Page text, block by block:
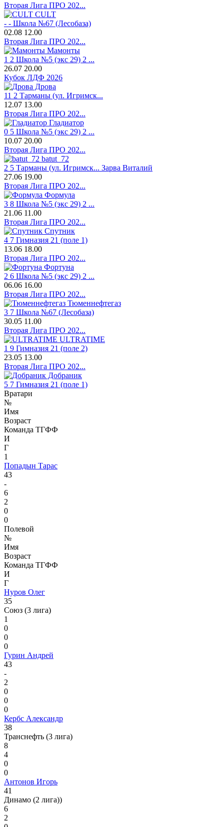
Вторая Лига ПРО 202...
CULT
- - Школа №67 (Лесобаза)
02.08 12.00
Вторая Лига ПРО 202...
Мамонты
1 2 Школа №5 (экс 29) 2 ...
26.07 20.00
Кубок ЛДФ 2026
Дрова
11 2 Тарманы (ул. Игримск...
12.07 13.00
Вторая Лига ПРО 202...
Гладиатор
0 5 Школа №5 (экс 29) 2 ...
10.07 20.00
Вторая Лига ПРО 202...
batut_72
2 5 Тарманы (ул. Игримск... Зарва Виталий
27.06 19.00
Вторая Лига ПРО 202...
Формула
3 8 Школа №5 (экс 29) 2 ...
21.06 11.00
Вторая Лига ПРО 202...
Спутник
4 7 Гимназия 21 (поле 1)
13.06 18.00
Вторая Лига ПРО 202...
Фортуна
2 6 Школа №5 (экс 29) 2 ...
06.06 16.00
Вторая Лига ПРО 202...
Тюменнефтегаз
3 7 Школа №67 (Лесобаза)
30.05 11.00
Вторая Лига ПРО 202...
ULTRATIME
1 9 Гимназия 21 (поле 2)
23.05 13.00
Вторая Лига ПРО 202...
Добраник
5 7 Гимназия 21 (поле 1)
Вратари
№
Имя
Возраст
Команда ТГФФ
И
Г
1
Попадын Тарас
43
-
6
2
0
0
Полевой
№
Имя
Возраст
Команда ТГФФ
И
Г
Нуров Олег
35
Союз (3 лига)
1
0
0
0
Гурин Андрей
43
-
2
0
0
0
Кербс Александр
38
Транснефть (3 лига)
8
4
0
0
Антонов Игорь
41
Динамо (2 лига))
6
2